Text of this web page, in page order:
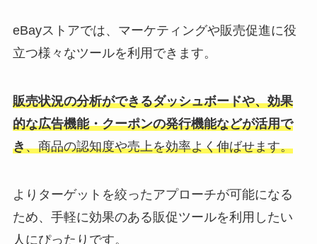
eBayストアでは、マーケティングや販売促進に役
立つ様々なツールを利用できます。
販売状況の分析ができるダッシュボードや、効果
的な広告機能・クーポンの発行機能などが活用で
き、商品の認知度や売上を効率よく伸ばせます。
よりターゲットを絞ったアプローチが可能になる
ため、手軽に効果のある販促ツールを利用したい
人にぴったりです。